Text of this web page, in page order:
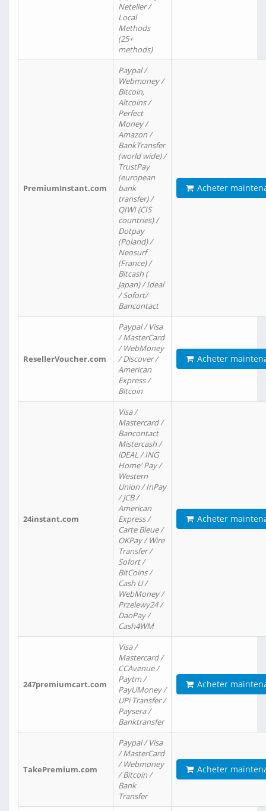
Neteller /
Local
Methods
(25+
methods)
PremiumInstant.com
Paypal /
Webmoney /
Bitcoin,
Altcoins /
Perfect
Money /
Amazon /
BankTransfer
(world wide) /
TrustPay
(european
bank
transfer) /
QIWI (CIS
countries) /
Dotpay
(Poland) /
Neosurf
(France) /
Bitcash (
Japan) / Ideal
/ Sofort/
Bancontact
Acheter
ResellerVoucher.com
Paypal / Visa
/ MasterCard
/ WebMoney
/ Discover /
American
Express /
Bitcoin
Acheter
24instant.com
Visa /
Mastercard /
Bancontact
Mistercash /
iDEAL / ING
Home' Pay /
Western
Union / InPay
/ JCB /
American
Express /
Carte Bleue /
OKPay / Wire
Transfer /
Sofort /
BitCoins /
Cash U /
WebMoney /
Przelewy24 /
DaoPay /
Cash4WM
Acheter
247premiumcart.com
Visa /
Mastercard /
CCAvenue /
Paytm /
PayUMoney /
UPi Transfer /
Paysera /
Banktransfer
Acheter
TakePremium.com
Paypal / Visa
/ MasterCard
/ Webmoney
/ Bitcoin /
Bank
Transfer
Acheter